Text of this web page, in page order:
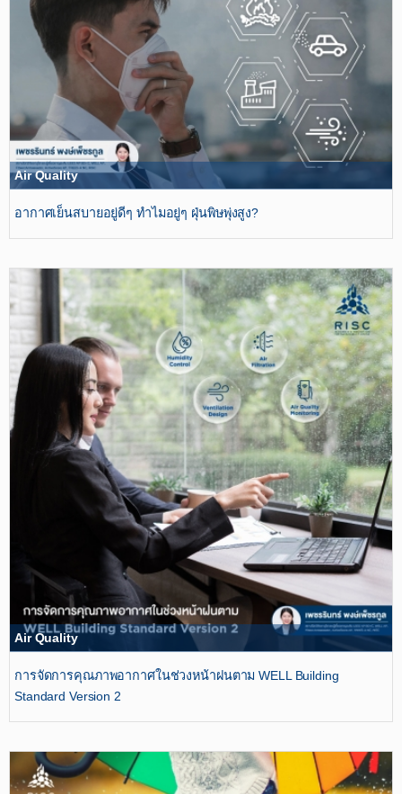
Air Quality
อากาศเย็นสบายอยู่ดีๆ ทำไมอยู่ๆ ฝุ่นพิษพุ่งสูง?
Air Quality
การจัดการคุณภาพอากาศในช่วงหน้าฝนตาม WELL Building
Standard Version 2